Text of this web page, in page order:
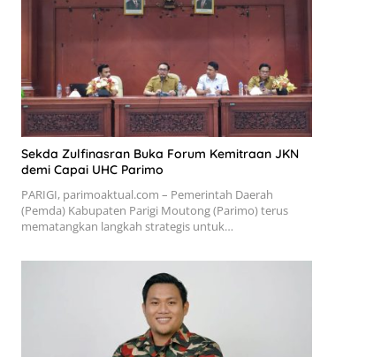
Sekda Zulfinasran Buka Forum Kemitraan JKN
demi Capai UHC Parimo
PARIGI, parimoaktual.com – Pemerintah Daerah
(Pemda) Kabupaten Parigi Moutong (Parimo) terus
mematangkan langkah strategis untuk…